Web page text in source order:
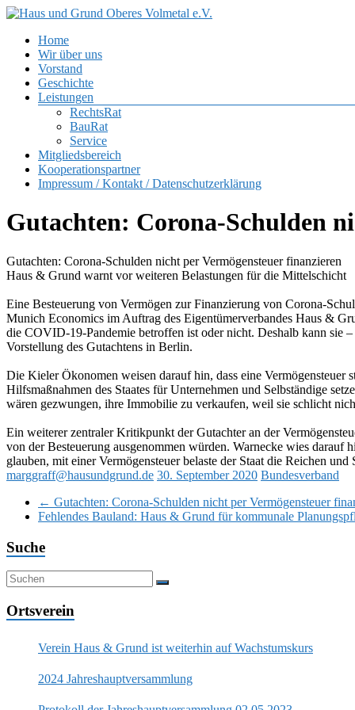
Zum
springen
Haus
und
Grund
Oberes
Volmetal
Menü
Home
Wir über uns
Vorstand
Geschichte
Leistungen
RechtsRat
BauRat
Service
Mitgliedsbereich
Kooperationspartner
Impressum / Kontakt / Datenschutzerklärung
Gutachten: Corona-Schulden
Gutachten: Corona-Schulden nicht per Vermögensteuer finanzieren
Haus & Grund warnt vor weiteren Belastungen für die Mittelschicht
Eine Besteuerung von Vermögen zur Finanzierung von Corona-
Munich Economics im Auftrag des Eigentümerverbandes Haus &
die COVID-19-Pandemie betroffen ist oder nicht. Deshalb kann sie
Vorstellung des Gutachtens in Berlin.
Die Kieler Ökonomen weisen darauf hin, dass eine Vermögensteuer
Hilfsmaßnahmen des Staates für Unternehmen und Selbständige
wären gezwungen, ihre Immobilie zu verkaufen, weil sie schlicht
Ein weiterer zentraler Kritikpunkt der Gutachter an der
von der Besteuerung ausgenommen würden. Warnecke wies
glauben, mit einer Vermögensteuer belaste der Staat die Reichen
marggraff@hausundgrund.de 30. September 2020 Bundesverband
← Gutachten: Corona-Schulden nicht per Vermögensteuer
Fehlendes Bauland: Haus & Grund für kommunale
Suche
Ortsverein
Verein Haus & Grund ist weiterhin auf Wachstumskurs
2024 Jahreshauptversammlung